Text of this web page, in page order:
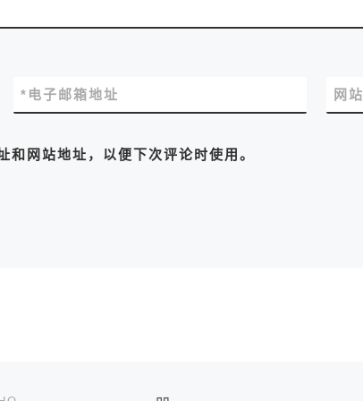
电子邮箱地址
* 网
网站地址，以便下次评论时使用。